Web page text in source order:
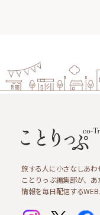
旅する人に小さなしあわ
ことりっぷ編集部が、
情報を毎日配信するWEB